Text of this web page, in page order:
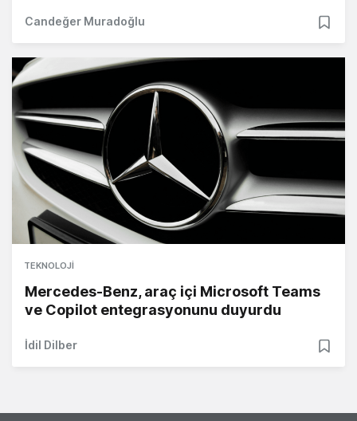
Candeğer Muradoğlu
TEKNOLOJI
Mercedes-Benz, araç içi Microsoft Teams
ve Copilot entegrasyonunu duyurdu
İdil Dilber